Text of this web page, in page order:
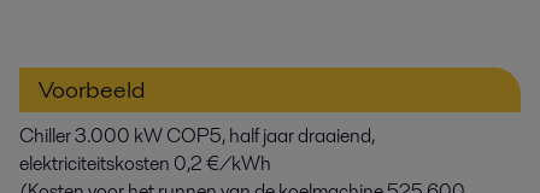
Voorbeeld
Chiller 3.000 kW COP5, half jaar draaiend,
elektriciteitskosten 0,2 €/kWh